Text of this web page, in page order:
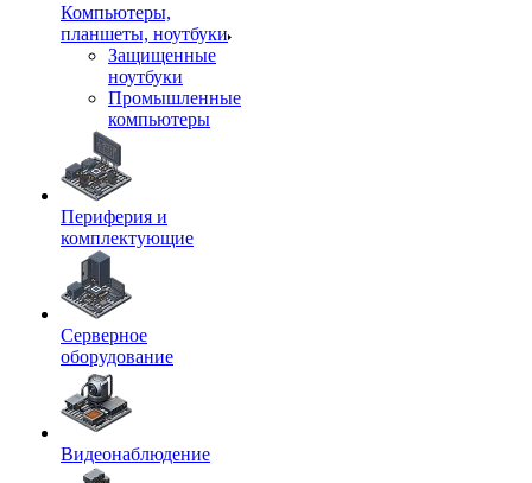
Компьютеры,
планшеты, ноутбуки
Защищенные
ноутбуки
Промышленные
компьютеры
Периферия и
комплектующие
Серверное
оборудование
Видеонаблюдение